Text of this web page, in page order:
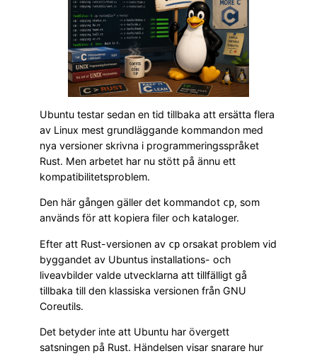
Ubuntu testar sedan en tid tillbaka att ersätta flera
av Linux mest grundläggande kommandon med
nya versioner skrivna i programmeringsspråket
Rust. Men arbetet har nu stött på ännu ett
kompatibilitetsproblem.
Den här gången gäller det kommandot cp, som
används för att kopiera filer och kataloger.
Efter att Rust-versionen av cp orsakat problem vid
byggandet av Ubuntus installations- och
liveavbilder valde utvecklarna att tillfälligt gå
tillbaka till den klassiska versionen från GNU
Coreutils.
Det betyder inte att Ubuntu har övergett
satsningen på Rust. Händelsen visar snarare hur